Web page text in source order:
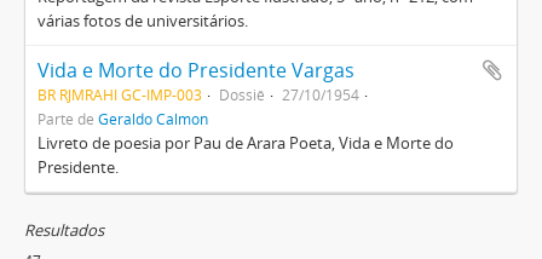
várias fotos de universitários.
Vida e Morte do Presidente Vargas
BR RJMRAHI GC-IMP-003 Dossiê
27/10/1954
Parte de Geraldo Calmon
Livreto de poesia por Pau de Arara Poeta, Vida e Morte do
Presidente.
Resultados